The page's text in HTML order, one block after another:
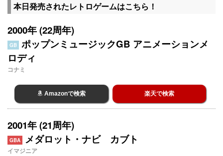
本日発売されたレトロゲームはこちら！
2000年 (22周年)
GB
ポップンミュージックGB アニメーションメ
ロディ
コナミ
Amazonで検索 楽天で検索
2001年 (21周年)
GBA メダロット・ナビ カブト
イマジニア